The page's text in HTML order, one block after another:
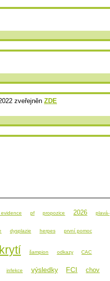
zveřejněn ZDE
pf propozice 2026 plavá-
dysplazie herpes první pomoc
krytí šampion odkazy CAC
infekce výsledky FCI chov